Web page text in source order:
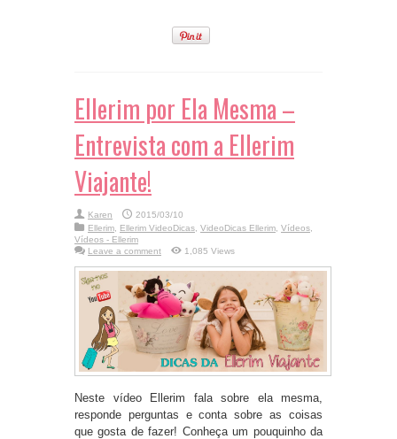
Ellerim por Ela Mesma –
Entrevista com a Ellerim
Viajante!
Karen
2015/03/10
Ellerim, Ellerim VideoDicas, VideoDicas Ellerim, Vídeos,
Vídeos - Ellerim
Leave a comment
1,085 Views
Neste vídeo Ellerim fala sobre ela mesma,
responde perguntas e conta sobre as coisas
que gosta de fazer! Conheça um pouquinho da